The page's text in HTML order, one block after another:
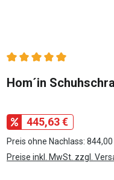
Durchschnittliche
Hom´in
445,63 €
Preis ohne Nachlass: 844,00
Preise inkl. MwSt. zzgl.